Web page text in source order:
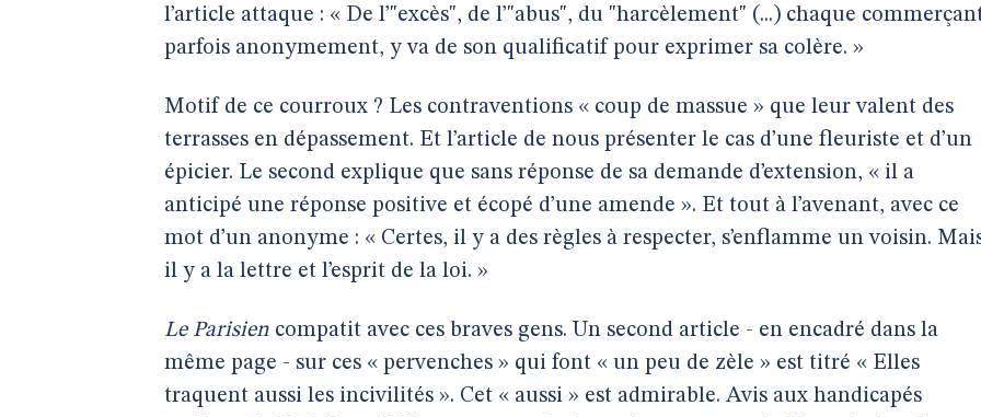
l’article attaque : « De l’"excès", de l’"abus", du "harcèlement" (...) chaque
parfois anonymement, y va de son qualificatif pour exprimer sa colère. »
Motif de ce courroux ? Les contraventions « coup de massue » que leur valent des
terrasses en dépassement. Et l’article de nous présenter le cas d’une fleuriste et d’un
épicier. Le second explique que sans réponse de sa demande d’extension, « il a
anticipé une réponse positive et écopé d’une amende ». Et tout à l’avenant, avec ce
mot d’un anonyme : « Certes, il y a des règles à respecter, s’enflamme un voisin.
il y a la lettre et l’esprit de la loi. »
Le Parisien compatit avec ces braves gens. Un second article - en encadré dans la
même page - sur ces « pervenches » qui font « un peu de zèle » est titré « Elles
traquent aussi les incivilités ». Cet « aussi » est admirable. Avis aux handicapés